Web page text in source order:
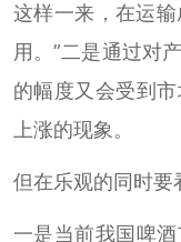
这样一来，在运
用。”二是通过对
的幅度又会受到
上涨的现象。
但在乐观的同时要
一是当前我国啤